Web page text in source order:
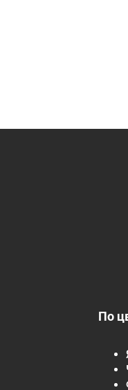
По